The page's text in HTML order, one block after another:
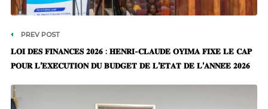
PREV POST
𝐋𝐎𝐈 𝐃𝐄𝐒 𝐅𝐈𝐍𝐀𝐍𝐂𝐄𝐒 𝟐𝟎𝟐𝟔 : 𝐇𝐄𝐍𝐑𝐈-𝐂𝐋𝐀𝐔𝐃𝐄 𝐎𝐘𝐈𝐌𝐀 𝐅𝐈𝐗𝐄 𝐋𝐄 𝐂𝐀𝐏
𝐏𝐎𝐔𝐑 𝐋’𝐄𝐗𝐄́𝐂𝐔𝐓𝐈𝐎𝐍 𝐃𝐔 𝐁𝐔𝐃𝐆𝐄𝐓 𝐃𝐄 𝐋’𝐄́𝐓𝐀𝐓 𝐃𝐄 𝐋’𝐀𝐍𝐍𝐄́𝐄 𝟐𝟎𝟐𝟔